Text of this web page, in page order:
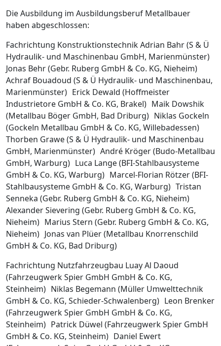
Die Ausbildung im Ausbildungsberuf Metallbauer
haben abgeschlossen:
Fachrichtung Konstruktionstechnik Adrian Bahr (S & Ü
Hydraulik- und Maschinenbau GmbH, Marienmünster)
Jonas Behr (Gebr. Ruberg GmbH & Co. KG, Nieheim)
Achraf Bouadoud (S & Ü Hydraulik- und Maschinenbau,
Marienmünster) Erick Dewald (Hoffmeister
Industrietore GmbH & Co. KG, Brakel) Maik Dowshik
(Metallbau Böger GmbH, Bad Driburg) Niklas Gockeln
(Gockeln Metallbau GmbH & Co. KG, Willebadessen)
Thorben Grawe (S & Ü Hydraulik- und Maschinenbau
GmbH, Marienmünster) André Kröger (Budo-Metallbau
GmbH, Warburg) Luca Lange (BFI-Stahlbausysteme
GmbH & Co. KG, Warburg) Marcel-Florian Rötzer (BFI-
Stahlbausysteme GmbH & Co. KG, Warburg) Tristan
Senneka (Gebr. Ruberg GmbH & Co. KG, Nieheim)
Alexander Sievering (Gebr. Ruberg GmbH & Co. KG,
Nieheim) Marius Stern (Gebr. Ruberg GmbH & Co. KG,
Nieheim) Jonas van Plüer (Metallbau Knorrenschild
GmbH & Co. KG, Bad Driburg)
Fachrichtung Nutzfahrzeugbau Luay Al Daoud
(Fahrzeugwerk Spier GmbH GmbH & Co. KG,
Steinheim) Niklas Begemann (Müller Umwelttechnik
GmbH & Co. KG, Schieder-Schwalenberg) Leon Brenker
(Fahrzeugwerk Spier GmbH GmbH & Co. KG,
Steinheim) Patrick Düwel (Fahrzeugwerk Spier GmbH
GmbH & Co. KG, Steinheim) Daniel Ewert